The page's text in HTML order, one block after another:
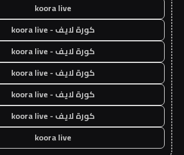
koora live
كورة لايف - koora live
كورة لايف - koora live
كورة لايف - koora live
كورة لايف - koora live
كورة لايف - koora live
koora live